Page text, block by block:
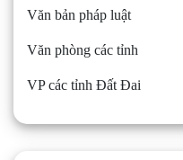
Văn bản pháp luật
Văn phòng các tỉnh
VP các tỉnh Đất Đai